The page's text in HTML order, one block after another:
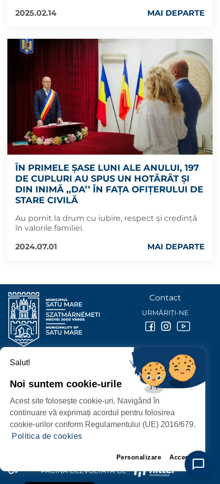
2025.02.14
MAI DEPARTE
ÎN PRIMELE ȘASE LUNI ALE ANULUI, 197
DE CUPLURI AU SPUS UN HOTĂRÂT ȘI
DIN INIMĂ ,,DA’’ ÎN FAȚA OFIȚERULUI DE
STARE CIVILĂ
Au pornit la drum cu iubire, respect și credință
în valorile familiei.
2024.07.01
MAI DEPARTE
PROTECȚIA DATELOR PERSONALE
PAGINĂ DEZVOLTATĂ DE
PRIMĂRIA MUNICIPIULUI
P-ȚA 25 OCTOMBRIE, NR. 1 CORP M, 440026 SATU MARE
Contact
URMĂRIȚI-NE
Salut!
Noi suntem cookie-urile
Acest site folosește cookie-uri. Navigând în
continuare vă exprimați acordul pentru folosirea
cookie-urilor conform Regulamentului (UE) 2016/679.
Politica de cookies
Personalizare Accept